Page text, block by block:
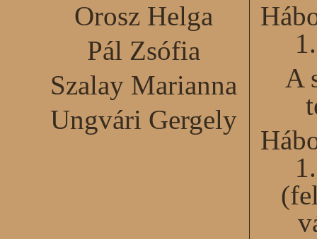
Orosz Helga
Pál Zsófia
Szalay Marianna
Ungvári Gergely
A